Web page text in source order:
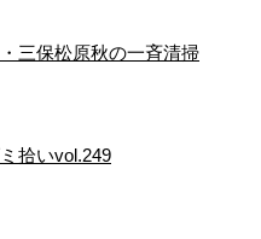
三保松原秋の一斉清掃
拾いvol.249